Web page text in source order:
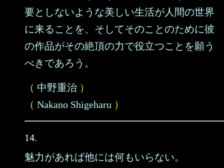
要としないような美しい生活が人間の世界
に来ることを、そしてそのことのために彼
の作品がその絶頂の力で役立つことを願う
べきであろう。
（ 中野重治 ）
（ Nakano Shigeharu ）
14.
魅力があれば他には何もいらない。